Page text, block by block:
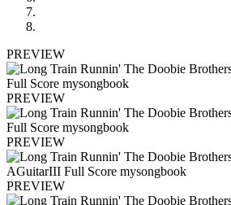
PREVIEW
PREVIEW
PREVIEW
PREVIEW